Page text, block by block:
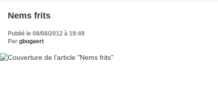
Nems frits
Publié le 08/08/2012 à 19:49
Par gbogaert